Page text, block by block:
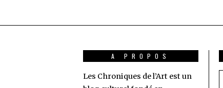
A PROPOS
Les Chroniques de l’Art est un